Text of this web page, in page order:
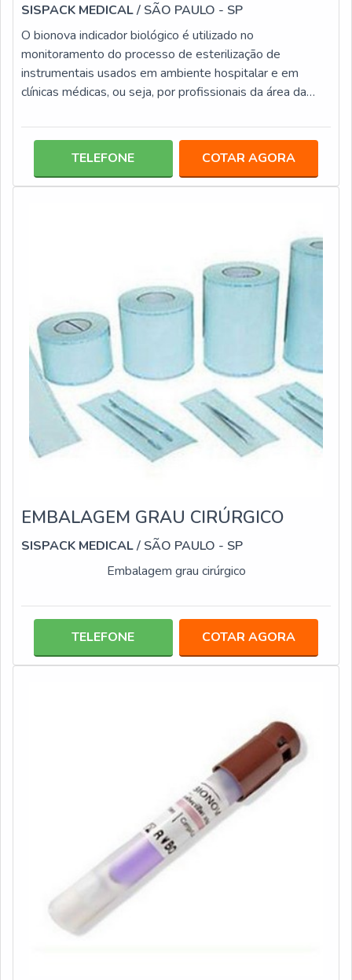
SISPACK MEDICAL/ SÃO PAULO - SP
O bionova indicador biológico é utilizado no
monitoramento do processo de esterilização de
instrumentais usados em ambiente hospitalar e em
clínicas médicas, ou seja, por profissionais da área da
monitoramento da esterilização de diferentes tipos de
centros cirúrgicos, são instrumentos que dão total
suporte ao profissional realizar o trabalho com total
TELEFONE COTAR AGORA
EMBALAGEM GRAU CIRÚRGICO
SISPACK MEDICAL/ SÃO PAULO - SP
Embalagem grau cirúrgico
TELEFONE COTAR AGORA